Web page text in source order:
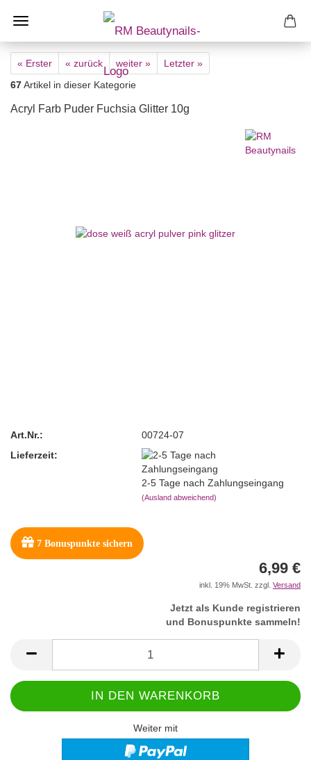
« Erster « zurück weiter »
Letzter »
67Artikel in dieser Kategorie
Acryl Farb Puder Fuchsia Glitter 10g
Art.Nr.:
00724-07
Lieferzeit:
2-5 Tage nach Zahlungseingang
(Ausland abweichend)
7 Bonuspunkte sichern
6,99 €
inkl. 19% MwSt. zzgl. Versand
Jetzt als Kunde registrieren
und Bonuspunkte sammeln!
Weiter mit